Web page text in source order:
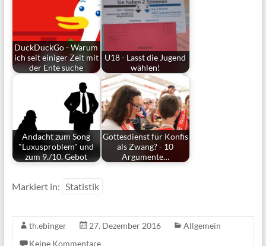
DuckDuckGo - Warum
ich seit einiger Zeit mit
der Ente suche
U18 - Lasst die Jugend
wählen!
Andacht zum Song
"Luxusproblem" und
zum 9./10. Gebot
Gottesdienst für Konfis
als Zwang? - 10
Argumente…
Markiert in: Statistik
th.ebinger 27. Dezember 2016
Allgemein
Keine Kommentare